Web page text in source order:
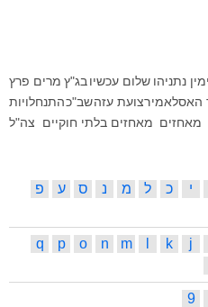
נתניהו שלום עכשיו בג"ץ מרים פרץ
האסלאמירצועת עזהשב"כהתנחלויות
מאחזים מאחזים בלתי חוקיים צה"ל
י כ ל מ נ ס ע
פ
j
k
m
n
o
p
q
9